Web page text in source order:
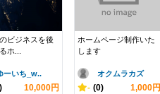
ビジネスを後
ホ...
ーいち_w..
10,000円
ホームページ制作いた
します
オクムラカズ
- (0) 1,000円